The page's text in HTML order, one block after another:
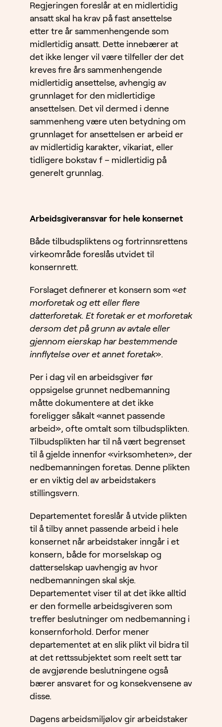
Regjeringen foreslår at en midlertidig
ansatt skal ha krav på fast ansettelse
etter tre år sammenhengende som
midlertidig ansatt. Dette innebærer at
det ikke lenger vil være tilfeller der det
kreves fire års sammenhengende
midlertidig ansettelse, avhengig av
grunnlaget for den midlertidige
ansettelsen. Det vil dermed i denne
sammenheng være uten betydning om
grunnlaget for ansettelsen er arbeid er
av midlertidig karakter, vikariat, eller
tidligere bokstav f – midlertidig på
generelt grunnlag.
Arbeidsgiveransvar for hele konsernet
Både tilbudspliktens og fortrinnsrettens
virkeområde foreslås utvidet til
konsernrett.
Forslaget definerer et konsern som «et
morforetak og ett eller flere
datterforetak. Et foretak er et morforetak
dersom det på grunn av avtale eller
gjennom eierskap har bestemmende
innflytelse over et annet foretak».
Per i dag vil en arbeidsgiver før
oppsigelse grunnet nedbemanning
måtte dokumentere at det ikke
foreligger såkalt «annet passende
arbeid», ofte omtalt som tilbudsplikten.
Tilbudsplikten har til nå vært begrenset
til å gjelde innenfor «virksomheten», der
nedbemanningen foretas. Denne plikten
er en viktig del av arbeidstakers
stillingsvern.
Departementet foreslår å utvide plikten
til å tilby annet passende arbeid i hele
konsernet når arbeidstaker inngår i et
konsern, både for morselskap og
datterselskap uavhengig av hvor
nedbemanningen skal skje.
Departementet viser til at det ikke alltid
er den formelle arbeidsgiveren som
treffer beslutninger om nedbemanning i
konsernforhold. Derfor mener
departementet at en slik plikt vil bidra til
at det rettssubjektet som reelt sett tar
de avgjørende beslutningene også
bærer ansvaret for og konsekvensene av
disse.
Dagens arbeidsmiljølov gir arbeidstaker